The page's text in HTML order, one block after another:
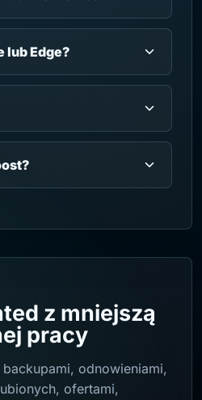
lub Edge?
z mniejszą
pracy
odnowieniami,
ofertami,